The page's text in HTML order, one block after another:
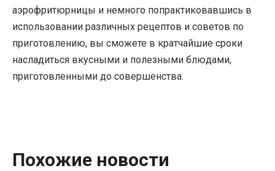
аэрофритюрницы и немного попрактиковавшись в
использовании различных рецептов и советов по
приготовлению, вы сможете в кратчайшие сроки
насладиться вкусными и полезными блюдами,
приготовленными до совершенства.
Похожие новости